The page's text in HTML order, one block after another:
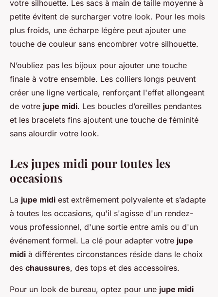
votre silhouette. Les sacs à main de taille moyenne à
petite évitent de surcharger votre look. Pour les mois
plus froids, une écharpe légère peut ajouter une
touche de couleur sans encombrer votre silhouette.
N’oubliez pas les bijoux pour ajouter une touche
finale à votre ensemble. Les colliers longs peuvent
créer une ligne verticale, renforçant l'effet allongeant
de votre jupe midi. Les boucles d’oreilles pendantes
et les bracelets fins ajoutent une touche de féminité
sans alourdir votre look.
Les jupes midi pour toutes les
occasions
La jupe midi est extrêmement polyvalente et s’adapte
à toutes les occasions, qu'il s'agisse d'un rendez-
vous professionnel, d'une sortie entre amis ou d'un
événement formel. La clé pour adapter votre jupe
midi à différentes circonstances réside dans le choix
des chaussures, des tops et des accessoires.
Pour un look de bureau, optez pour une jupe midi